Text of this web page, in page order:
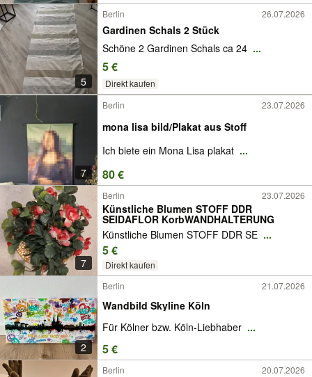
5
Berlin 26.07.2026
Gardinen Schals 2 Stück
Schöne 2 Gardinen Schals ca 24 ...
5 €
Direkt kaufen
7
Berlin 23.07.2026
mona lisa bild/Plakat aus Stoff
Ich biete ein Mona Lisa plakat ...
80 €
7
Berlin 23.07.2026
Künstliche Blumen STOFF DDR
SEIDAFLOR KorbWANDHALTERUNG
Künstliche Blumen STOFF DDR SE ...
5 €
Direkt kaufen
2
Berlin 21.07.2026
Wandbild Skyline Köln
Für Kölner bzw. Köln-Liebhaber ...
5 €
Berlin 20.07.2026